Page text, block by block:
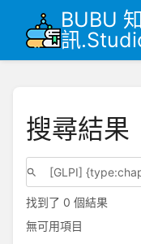
BUBU
訊
搜尋結果
找到了 0 個結果
無可用項目